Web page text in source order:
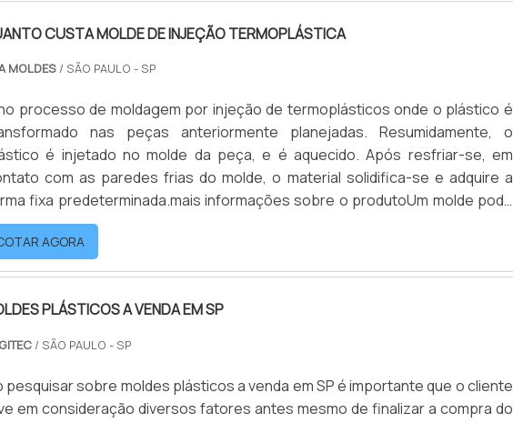
CUSTA MOLDE DE INJEÇÃO TERMOPLÁSTICA
MOLDES/ SÃO PAULO - SP
processo de moldagem por injeção de termoplásticos onde o plástico é
nas peças anteriormente planejadas. Resumidamente, o
é injetado no molde da peça, e é aquecido. Após resfriar-se, em
com as paredes frias do molde, o material solidifica-se e adquire a
fixa predeterminada.mais informações sobre o produtoUm molde pode
uma ou mais cavidades. E quanto mais cavidades, maior será a
Geralmente dividida em duas partes, a cavidade do molde gar.
AGORA
PLÁSTICOS A VENDA EM SP
/ SÃO PAULO - SP
pesquisar sobre moldes plásticos a venda em SP é importante que o cliente
em consideração diversos fatores antes mesmo de finalizar a compra do